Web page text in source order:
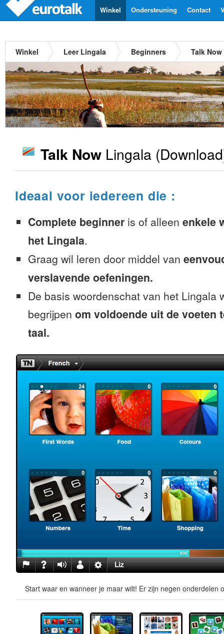
Contact
Ondersteuning
Winkel
Winkel Leer Lingala Beginners Talk
Talk Now Lingala
Ideaal voor iedereen die :
Complete beginner is of alleen enkele
het Lingala.
Graag wil leren door middel van
verslavende oefeningen.
De basis woordenschat van het Lingala
begrijpen om voldoende uit de voeten
taal.
Start waar en wanneer je maar wilt! Er zijn negen onderdelen